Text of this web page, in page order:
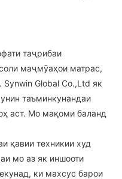
таҷрибаи
маҷмӯаҳои матрас,
Global Co.,Ltd як
таъминкунандаи
аст. Мо мақоми баланд
қавии техникии худ
мо аз як иншооти
ки махсус барои